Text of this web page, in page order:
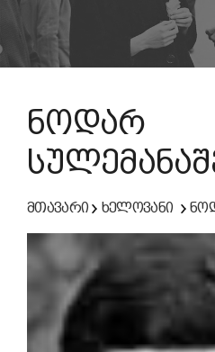
ნოდარ
მთავარი ხელოვანი